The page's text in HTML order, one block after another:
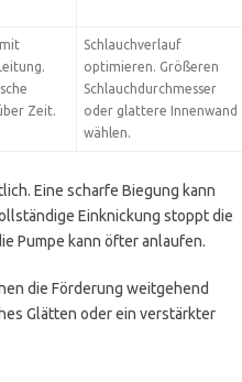
Zeit.
Schlauchverlauf
optimieren. Größeren
Schlauchdurchmesser
oder glattere Innenwand
wählen.
Eine scharfe Biegung kann
Einknickung stoppt die
Pumpe kann öfter anlaufen.
die Förderung weitgehend
Glätten oder ein verstärkter